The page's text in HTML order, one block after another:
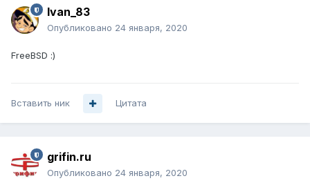
Ivan_83
Опубликовано 24 января, 2020
FreeBSD :)
Вставить ник Цитата
grifin.ru
Опубликовано 24 января, 2020